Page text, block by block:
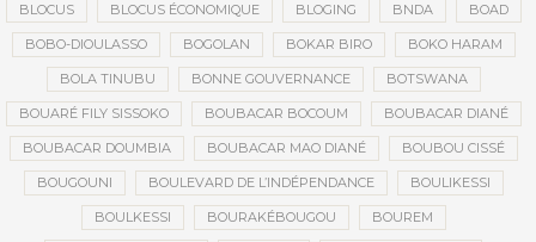
BLOCUS BLOCUS ÉCONOMIQUE BLOGING BNDA BOAD
BOBO-DIOULASSO BOGOLAN BOKAR BIRO BOKO HARAM
BOLA TINUBU BONNE GOUVERNANCE BOTSWANA
BOUARÉ FILY SISSOKO BOUBACAR BOCOUM BOUBACAR DIANÉ
BOUBACAR DOUMBIA BOUBACAR MAO DIANÉ BOUBOU CISSÉ
BOUGOUNI BOULEVARD DE L’INDÉPENDANCE BOULIKESSI
BOULKESSI BOURAKÉBOUGOU BOUREM